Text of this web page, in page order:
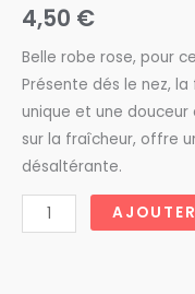
4,50 €
Belle robe rose, pour
Présente dés le nez,
unique et une douceur
sur la fraîcheur, offre
désaltérante.
quantité
de